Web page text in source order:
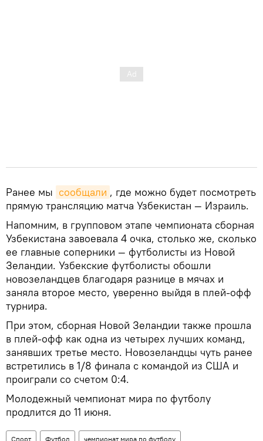
Ранее мы сообщали , где можно будет посмотреть
прямую трансляцию матча Узбекистан — Израиль.
Напомним, в групповом этапе чемпионата сборная
Узбекистана завоевала 4 очка, столько же, сколько
ее главные соперники — футболисты из Новой
Зеландии. Узбекские футболисты обошли
новозеландцев благодаря разнице в мячах и
заняла второе место, уверенно выйдя в плей-офф
турнира.
При этом, сборная Новой Зеландии также прошла
в плей-офф как одна из четырех лучших команд,
занявших третье место. Новозеландцы чуть ранее
встретились в 1/8 финала с командой из США и
проиграли со счетом 0:4.
Молодежный чемпионат мира по футболу
продлится до 11 июня.
Спорт Футбол чемпионат мира по футболу